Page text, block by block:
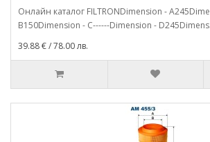
Онлайн каталог FILTRONDimension -
B150Dimension - C------Dimension -
39.88 €/ 78.00 лв.